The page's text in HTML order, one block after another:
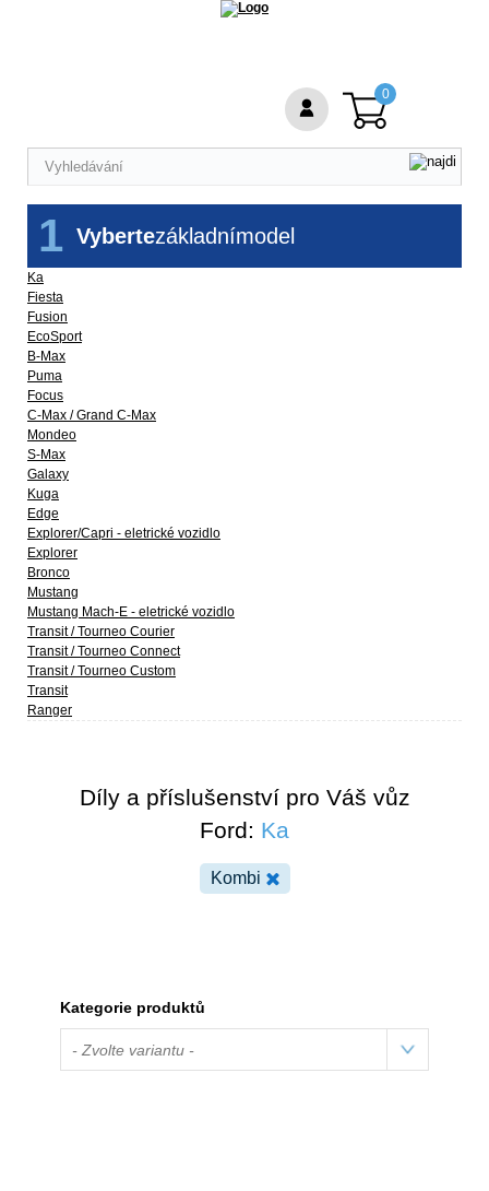
Vybertezákladnímodel
1
Ka
Fiesta
Fusion
EcoSport
B-Max
Puma
Focus
C-Max / Grand C-Max
Mondeo
S-Max
Galaxy
Kuga
Edge
Explorer/Capri - eletrické vozidlo
Explorer
Bronco
Mustang
Mustang Mach-E - eletrické vozidlo
Transit / Tourneo Courier
Transit / Tourneo Connect
Transit / Tourneo Custom
Transit
Ranger
Díly a příslušenství pro Váš vůz
Ford: Ka
Kombi
Kategorie produktů
- Zvolte variantu -
0